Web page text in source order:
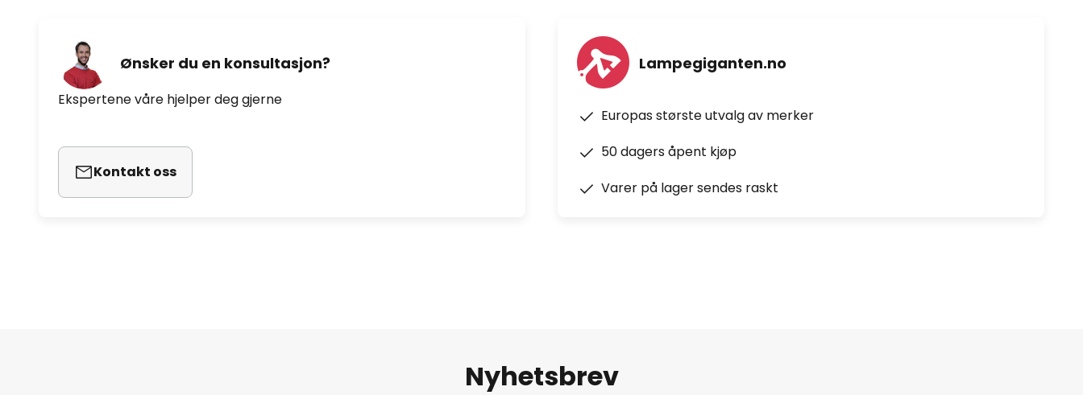
Ønsker du en konsultasjon?
Ekspertene våre hjelper deg gjerne
Kontakt oss
Lampegiganten.no
Europas største utvalg av merker
50 dagers åpent kjøp
Varer på lager sendes raskt
Nyhetsbrev